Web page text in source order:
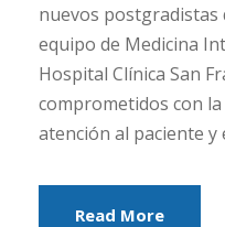
nuevos postgradistas
equipo de Medicina
Hospital Clínica San
comprometidos con la
atención al paciente
Read More